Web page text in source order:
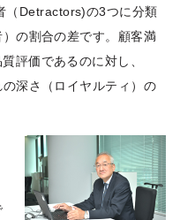
（Detractors)の3つに分類
の割合の差です。顧客満
評価であるのに対し、
深さ（ロイヤルティ）の